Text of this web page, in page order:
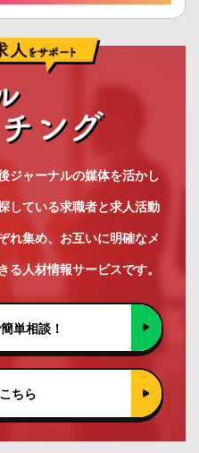
ジャーナルの媒体を活かし
している求職者と求人活動
れ集め、お互いに明確なメ
る人材情報サービスです。
単相談！
ちら